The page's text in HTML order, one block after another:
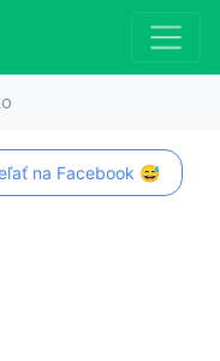
na Facebook 😅